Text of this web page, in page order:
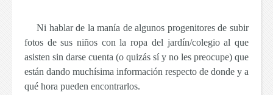
Ni hablar de la manía de algunos progenitores de subir
fotos de sus niños con la ropa del jardín/colegio al que
asisten sin darse cuenta (o quizás sí y no les preocupe) que
están dando muchísima información respecto de donde y a
qué hora pueden encontrarlos.